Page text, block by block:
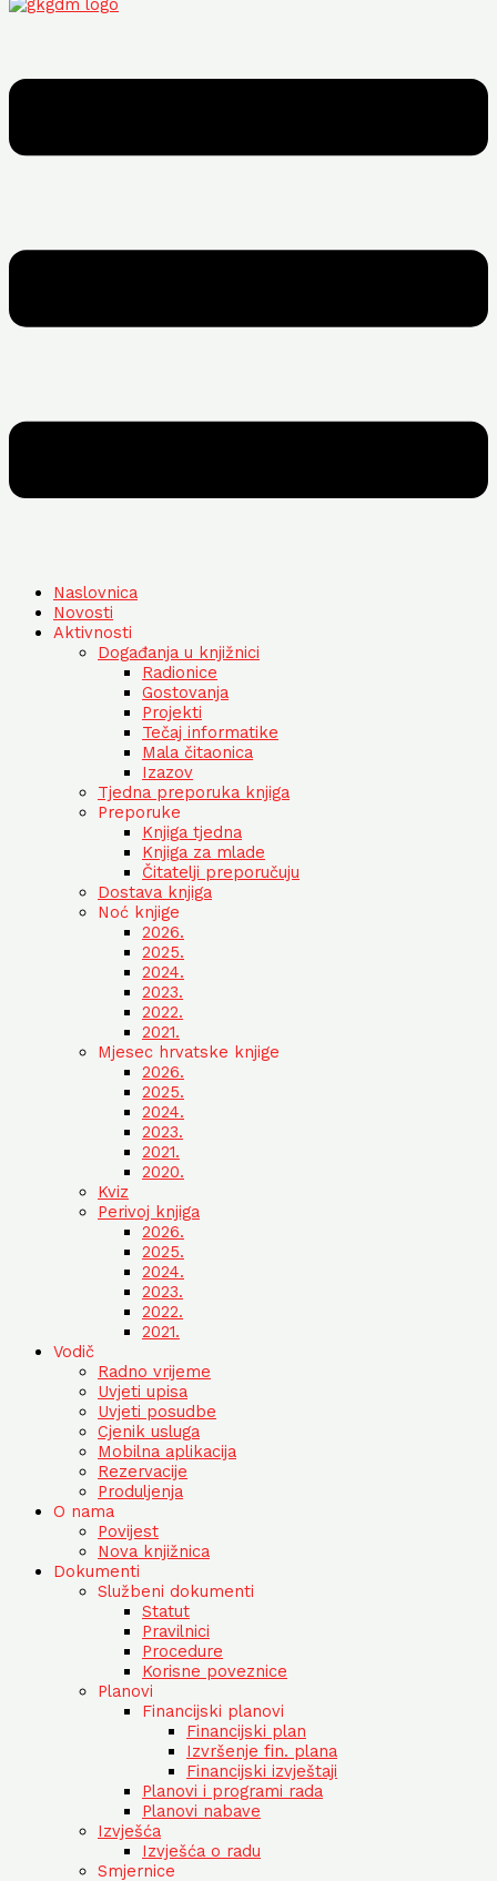
Naslovnica
Novosti
Aktivnosti
Događanja u knjižnici
Radionice
Gostovanja
Projekti
Tečaj informatike
Mala čitaonica
Izazov
Tjedna preporuka knjiga
Preporuke
Knjiga tjedna
Knjiga za mlade
Čitatelji preporučuju
Dostava knjiga
Noć knjige
2026.
2025.
2024.
2023.
2022.
2021.
Mjesec hrvatske knjige
2026.
2025.
2024.
2023.
2021.
2020.
Kviz
Perivoj knjiga
2026.
2025.
2024.
2023.
2022.
2021.
Vodič
Radno vrijeme
Uvjeti upisa
Uvjeti posudbe
Cjenik usluga
Mobilna aplikacija
Rezervacije
Produljenja
O nama
Povijest
Nova knjižnica
Dokumenti
Službeni dokumenti
Statut
Pravilnici
Procedure
Korisne poveznice
Planovi
Financijski planovi
Financijski plan
Izvršenje fin. plana
Financijski izvještaji
Planovi i programi rada
Planovi nabave
Izvješća
Izvješća o radu
Smjernice